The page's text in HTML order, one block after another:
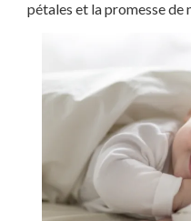
pétales et la promesse de